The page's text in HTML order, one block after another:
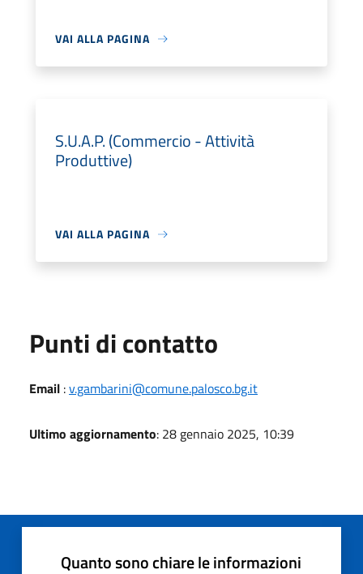
VAI ALLA PAGINA
S.U.A.P. (Commercio - Attività
Produttive)
VAI ALLA PAGINA
Punti di contatto
Email :v.gambarini@comune.palosco.bg.it
Ultimo aggiornamento: 28 gennaio 2025, 10:39
Quanto sono chiare le informazioni